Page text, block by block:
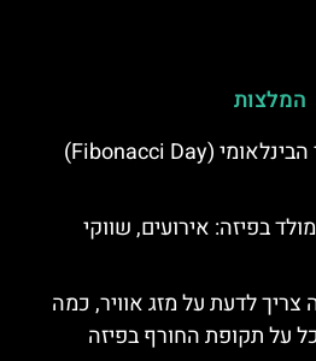
המלצות
23.11 – יום פיבונאצ’י הבינלאומי (Fibonacci Day)
בפיזה: אירועים, שווקי
לדעת על מזג אוויר, כמה
על תקופת החורף בפיזה